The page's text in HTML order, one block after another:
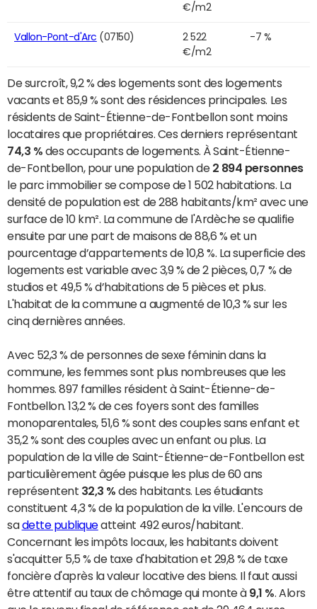
€/m2
Vallon-Pont-d'Arc (07150)
2 522
€/m2
-7 %
De surcroît, 9,2 % des logements sont des logements
vacants et 85,9 % sont des résidences principales. Les
résidents de Saint-Étienne-de-Fontbellon sont moins
locataires que propriétaires. Ces derniers représentant
74,3 % des occupants de logements. À Saint-Étienne-
de-Fontbellon, pour une population de 2 894 personnes
le parc immobilier se compose de 1 502 habitations. La
densité de population est de 288 habitants/km² avec une
surface de 10 km². La commune de l'Ardèche se qualifie
ensuite par une part de maisons de 88,6 % et un
pourcentage d’appartements de 10,8 %. La superficie des
logements est variable avec 3,9 % de 2 pièces, 0,7 % de
studios et 49,5 % d’habitations de 5 pièces et plus.
L'habitat de la commune a augmenté de 10,3 % sur les
cinq dernières années.
Avec 52,3 % de personnes de sexe féminin dans la
commune, les femmes sont plus nombreuses que les
hommes. 897 familles résident à Saint-Étienne-de-
Fontbellon. 13,2 % de ces foyers sont des familles
monoparentales, 51,6 % sont des couples sans enfant et
35,2 % sont des couples avec un enfant ou plus. La
population de la ville de Saint-Étienne-de-Fontbellon est
particulièrement âgée puisque les plus de 60 ans
représentent 32,3 % des habitants. Les étudiants
constituent 4,3 % de la population de la ville. L'encours de
sadette publiqueatteint 492 euros/habitant.
Concernant les impôts locaux, les habitants doivent
s'acquitter 5,5 % de taxe d'habitation et 29,8 % de taxe
foncière d'après la valeur locative des biens. Il faut aussi
être attentif au taux de chômage qui monte à 9,1 %. Alors